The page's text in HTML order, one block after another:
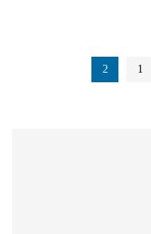
1
2